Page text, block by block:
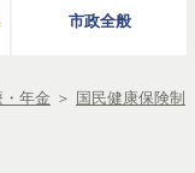
市政全般
年金 ＞ 国民健康保険制